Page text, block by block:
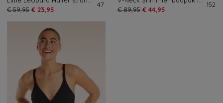
€ 59,95 € 23,95
47
€ 89,95 € 44,95
152